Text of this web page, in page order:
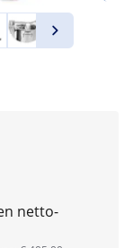
netto-